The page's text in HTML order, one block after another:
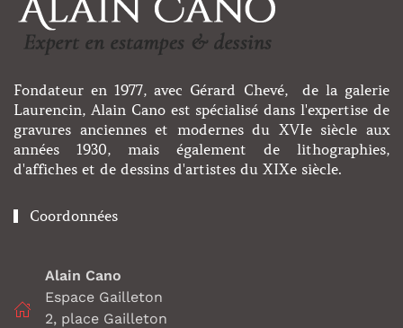
Fondateur en 1977, avec Gérard Chevé, de la galerie
Laurencin, Alain Cano est spécialisé dans l'expertise de
gravures anciennes et modernes du XVIe siècle aux
années 1930, mais également de lithographies,
d'affiches et de dessins d'artistes du XIXe siècle.
Coordonnées
Alain Cano
Espace Gailleton
2, place Gailleton